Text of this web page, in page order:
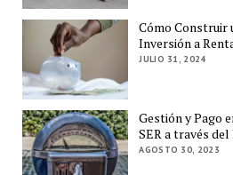
Cómo Construir
Inversión a
JULIO 31, 2024
Gestión y Pago
SER a través
AGOSTO 30, 2023